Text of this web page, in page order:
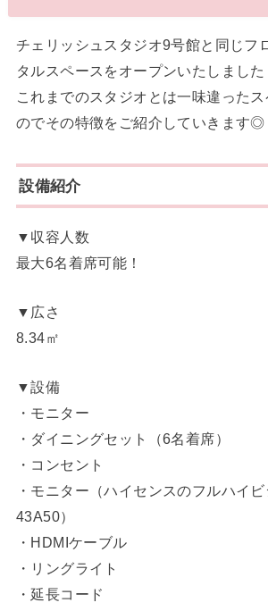
チェリッシュスタジオ9号館と同じフ
タルスペースをオープンいたしました
これまでのスタジオとは一味違った
のでその特徴をご紹介していきます◎
設備紹介
▼収容人数
最大6名着席可能！
▼広さ
8.34㎡
▼設備
・モニター
・ダイニングセット（6名着席）
・コンセント
・モニター（ハイセンスのフルハイ
43A50）
・HDMIケーブル
・リングライト
・延長コード